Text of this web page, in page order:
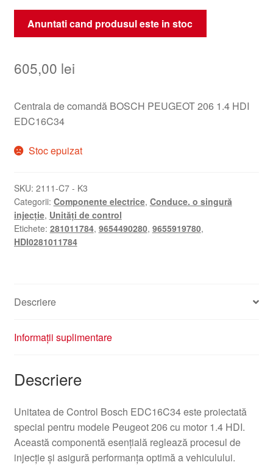
Anuntati cand produsul este in stoc
605,00 lei
Centrala de comandă BOSCH PEUGEOT 206 1.4 HDI
EDC16C34
Stoc epuizat
SKU: 2111-C7 - K3
Categorii: Componente electrice, Conduce. o singură
injecție, Unități de control
Etichete: 281011784, 9654490280, 9655919780,
HDI0281011784
Descriere
Informații suplimentare
Descriere
Unitatea de Control Bosch EDC16C34 este proiectată
special pentru modele Peugeot 206 cu motor 1.4 HDI.
Această componentă esențială reglează procesul de
injecție și asigură performanța optimă a vehiculului.